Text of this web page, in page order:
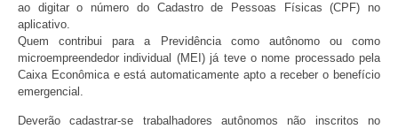
ao digitar o número do Cadastro de Pessoas Físicas (CPF) no
aplicativo.
Quem contribui para a Previdência como autônomo ou como
microempreendedor individual (MEI) já teve o nome processado pela
Caixa Econômica e está automaticamente apto a receber o benefício
emergencial.
Deverão cadastrar-se trabalhadores autônomos não inscritos no